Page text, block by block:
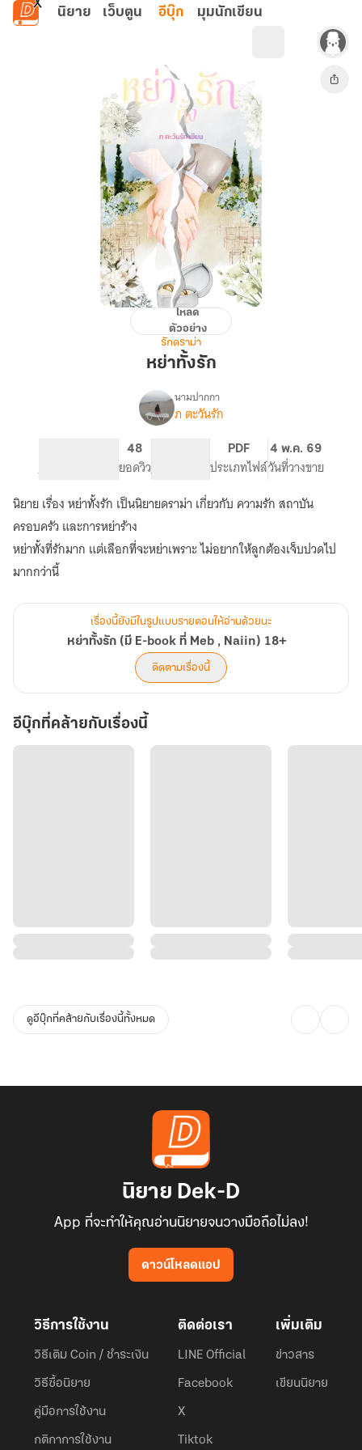
ข้ามไปยังเนื้อหาหลัก
นิยาย เว็บตูน อีบุ๊ก มุมนักเขียน
โหลด
ตัวอย่าง
รักดราม่า
หย่าทั้งรัก
เรื่อง
E-
book
Meb
,
นามปากกา
ภ ตะวันรัก
จำนวนหน้า (A5)
48
ยอดวิวระดับเนื้อหา
PDF
ประเภทไฟล์
4 พ.ค. 69
วันที่วางขาย
นิยาย เรื่อง หย่าทั้งรัก เป็นนิยายดราม่า เกี่ยวกับ ความรัก สถาบัน
ครอบครัว และการหย่าร้าง
หย่าทั้งที่รักมาก แต่เลือกที่จะหย่าเพราะ ไม่อยากให้ลูกต้องเจ็บปวดไป
มากกว่านี้
เรื่องนี้ยังมีในรูปแบบรายตอนให้อ่านด้วยนะ
หย่าทั้งรัก (มี E-book ที่ Meb , Naiin) 18+
ติดตามเรื่องนี้
อีบุ๊กที่คล้ายกับเรื่องนี้
ดูอีบุ๊กที่คล้ายกับเรื่องนี้ทั้งหมด
นิยาย Dek-D
App ที่จะทำให้คุณอ่านนิยายจนวางมือถือไม่ลง!
ดาวน์โหลดแอป
วิธีการใช้งาน
วิธีเติม Coin / ชำระเงิน
วิธีซื้อนิยาย
คู่มือการใช้งาน
กติกาการใช้งาน
ติดต่อเรา
LINE Official
Facebook
X
Tiktok
เพิ่มเติม
ข่าวสาร
เขียนนิยาย